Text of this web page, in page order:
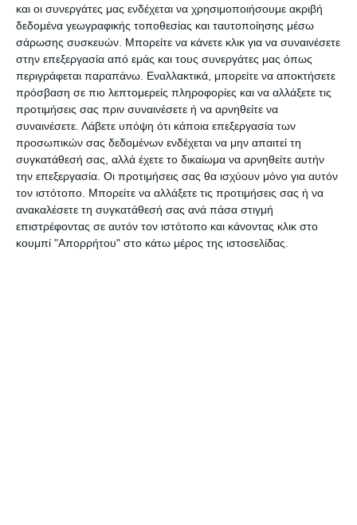
και οι συνεργάτες μας ενδέχεται να χρησιμοποιήσουμε ακριβή
δεδομένα γεωγραφικής τοποθεσίας και ταυτοποίησης μέσω
σάρωσης συσκευών. Μπορείτε να κάνετε κλικ για να συναινέσετε
στην επεξεργασία από εμάς και τους συνεργάτες μας όπως
περιγράφεται παραπάνω. Εναλλακτικά, μπορείτε να αποκτήσετε
πρόσβαση σε πιο λεπτομερείς πληροφορίες και να αλλάξετε τις
προτιμήσεις σας πριν συναινέσετε ή να αρνηθείτε να
συναινέσετε. Λάβετε υπόψη ότι κάποια επεξεργασία των
προσωπικών σας δεδομένων ενδέχεται να μην απαιτεί τη
συγκατάθεσή σας, αλλά έχετε το δικαίωμα να αρνηθείτε αυτήν
την επεξεργασία. Οι προτιμήσεις σας θα ισχύουν μόνο για αυτόν
τον ιστότοπο. Μπορείτε να αλλάξετε τις προτιμήσεις σας ή να
ανακαλέσετε τη συγκατάθεσή σας ανά πάσα στιγμή
επιστρέφοντας σε αυτόν τον ιστότοπο και κάνοντας κλικ στο
κουμπί "Απορρήτου" στο κάτω μέρος της ιστοσελίδας.
Το πλοίο όμως, παραμένει δεμένο στο ίδιο σημείο,
στο μώλο του Αγίου Διονυσίου και όπως
προαναφέρθηκε αποτελεί εστία ρύπανσης αφού
είναι εγκαταλελειμμένο και δημιουργεί ένα…
φιλόξενο περιβάλλον για τρωκτικά και σκουπίδια!
Σύμφωνα με πληροφορίες η διοίκηση του
Λιμεναρχείου επικοινώνησε με τον ΟΔΔΥ
(Οργανισμό Διαχείρισης Δημόσιου Υλικού) που
έχει την ευθύνη για την διαχείριση του πλοίου
και δέσμευση των υπευθύνων είναι πως το πλοίο